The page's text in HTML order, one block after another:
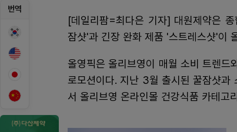
번역
[데일리팜=최다은 기자] 대원제약은
잠샷'과 긴장 완화 제품 '스트레스샷'이
올영픽은 올리브영이 매월 소비 트렌드
로모션이다. 지난 3월 출시된 꿀잠샷과
서 올리브영 온라인몰 건강식품 카테고